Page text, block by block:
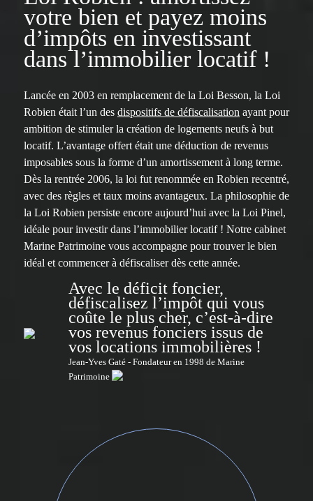
votre bien et payez moins
d’impôts en investissant
dans l’immobilier locatif !
Lancée en 2003 en remplacement de la Loi Besson, la Loi
Robien était l’un des dispositifs de défiscalisation ayant pour
ambition de stimuler la création de logements neufs à but
locatif. L’avantage offert était une déduction de revenus
imposables sous la forme d’un amortissement à long terme.
Dès la rentrée 2006, la loi fut renommée en Robien recentré,
avec des règles et taux moins avantageux. La philosophie de
la Loi Robien persiste encore aujourd’hui avec la Loi Pinel,
idéale pour investir dans l’immobilier locatif ! Notre cabinet
Marine Patrimoine vous accompagne pour trouver le bien
idéal et commencer à défiscaliser dès cette année.
Avec le déficit foncier,
défiscalisez l’impôt qui vous
coûte le plus cher, c’est-à-dire
vos revenus fonciers issus de
vos locations immobilières !
Jean-Yves Gaté - Fondateur en 1998 de Marine
Patrimoine